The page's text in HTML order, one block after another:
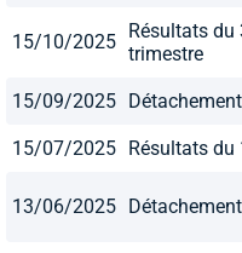
15/10/2025
Résultats du
trimestre
15/09/2025
15/07/2025 Résultats du
13/06/2025